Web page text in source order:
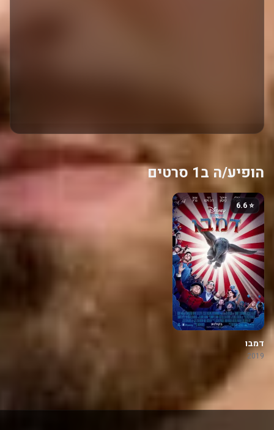
הופיע/ה ב1 סרטים
⭐ 6.6
דמבו
2019